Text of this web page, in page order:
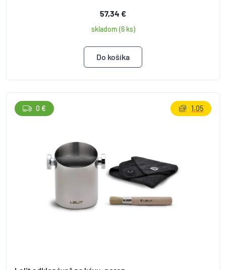
57,34 €
skladom (6 ks)
0 € 1.05